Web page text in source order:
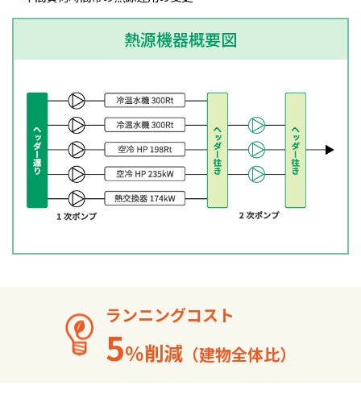
熱源機器概要図
ランニングコスト
5％削減 （建物全体比）